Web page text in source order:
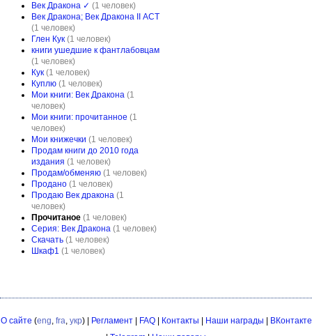
Век Дракона ✓ (1 человек)
Век Дракона; Век Дракона II АСТ
(1 человек)
Глен Кук (1 человек)
книги ушедшие к фантлабовцам
(1 человек)
Кук (1 человек)
Куплю (1 человек)
Мои книги: Век Дракона (1
человек)
Мои книги: прочитанное (1
человек)
Мои книжечки (1 человек)
Продам книги до 2010 года
издания (1 человек)
Продам/обменяю (1 человек)
Продано (1 человек)
Продаю Век дракона (1
человек)
Прочитаное (1 человек)
Серия: Век Дракона (1 человек)
Скачать (1 человек)
Шкаф1 (1 человек)
О сайте (eng, fra, укр) | Регламент| FAQ| Контакты Наши награды
ВКонтакте